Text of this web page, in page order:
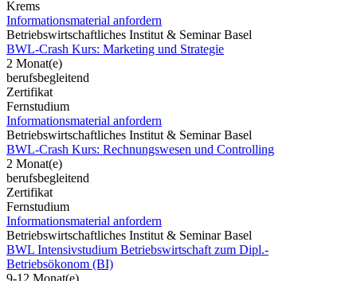
Krems
Informationsmaterial anfordern
Betriebswirtschaftliches Institut & Seminar Basel
BWL-Crash Kurs: Marketing und Strategie
2 Monat(e)
berufsbegleitend
Zertifikat
Fernstudium
Informationsmaterial anfordern
Betriebswirtschaftliches Institut & Seminar Basel
BWL-Crash Kurs: Rechnungswesen und Controlling
2 Monat(e)
berufsbegleitend
Zertifikat
Fernstudium
Informationsmaterial anfordern
Betriebswirtschaftliches Institut & Seminar Basel
BWL Intensivstudium Betriebswirtschaft zum Dipl.-
Betriebsökonom (BI)
9-12 Monat(e)